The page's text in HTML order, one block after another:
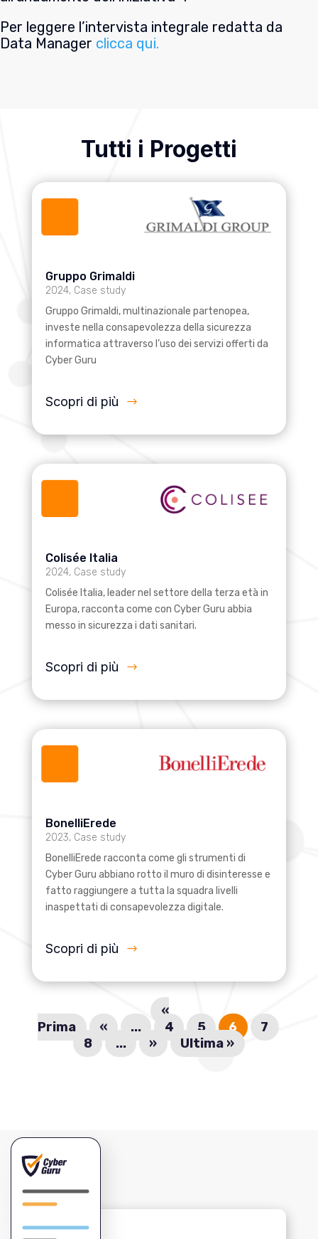
Per leggere l’intervista integrale redatta da
Data Manager clicca qui.
Tutti i Progetti
Gruppo Grimaldi
2024, Case study
Gruppo Grimaldi, multinazionale partenopea,
investe nella consapevolezza della sicurezza
informatica attraverso l’uso dei servizi offerti da
Cyber Guru
Scopri di più
Colisée Italia
2024, Case study
Colisée Italia, leader nel settore della terza età in
Europa, racconta come con Cyber Guru abbia
messo in sicurezza i dati sanitari.
Scopri di più
BonelliErede
2023, Case study
BonelliErede racconta come gli strumenti di
Cyber Guru abbiano rotto il muro di disinteresse e
fatto raggiungere a tutta la squadra livelli
inaspettati di consapevolezza digitale.
Scopri di più
«
Prima
« ... 4 5 6
7
8
... » Ultima »